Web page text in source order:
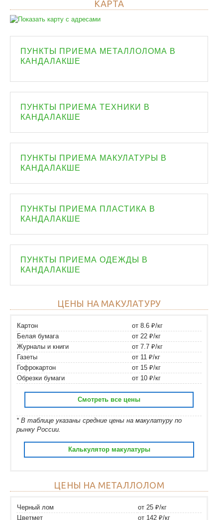
КАРТА
ПУНКТЫ ПРИЕМА МЕТАЛЛОЛОМА В
КАНДАЛАКШЕ
ПУНКТЫ ПРИЕМА ТЕХНИКИ В
КАНДАЛАКШЕ
ПУНКТЫ ПРИЕМА МАКУЛАТУРЫ В
КАНДАЛАКШЕ
ПУНКТЫ ПРИЕМА ПЛАСТИКА В
КАНДАЛАКШЕ
ПУНКТЫ ПРИЕМА ОДЕЖДЫ В
КАНДАЛАКШЕ
ЦЕНЫ НА МАКУЛАТУРУ
Картон
от 8.6 ₽/кг
Белая бумага
от 22 ₽/кг
Журналы и книги
от 7.7 ₽/кг
Газеты
от 11 ₽/кг
Гофрокартон
от 15 ₽/кг
Обрезки бумаги
от 10 ₽/кг
Смотреть все цены
* В таблице указаны средние цены на макулатуру по
рынку России.
Калькулятор макулатуры
ЦЕНЫ НА МЕТАЛЛОЛОМ
Черный лом
от 25 ₽/кг
Цветмет
от 142 ₽/кг